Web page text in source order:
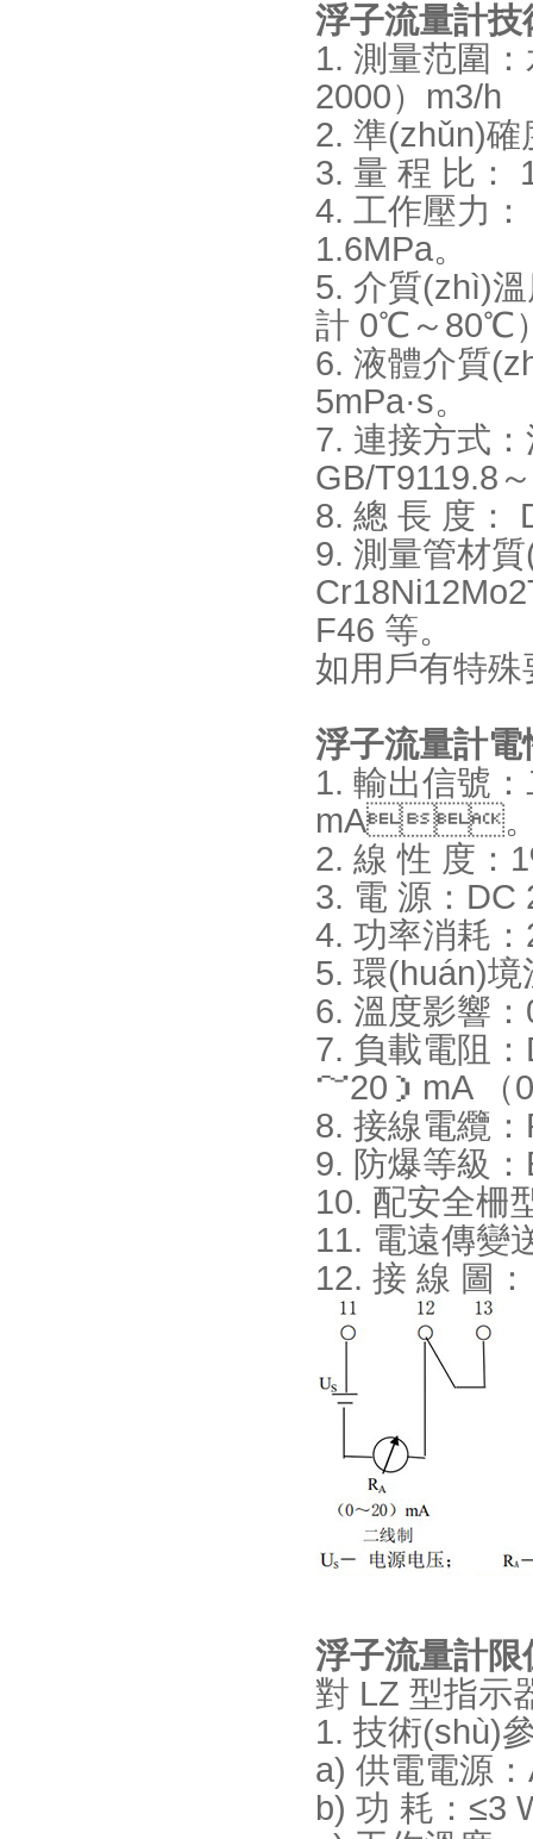
浮子流量計
1. 測量范圍
2000）m3/
2. 準(zhǔn)確度
3. 量 程 比：
4. 工作壓力：
1.6MPa。
5. 介質(zhì)
計 0℃～80℃）
6. 液體介質
5mPa·s。
7. 連接方式
GB/T9119.8
8. 總 長 度：
9. 測量管材
F46 等。
如用戶有特殊
浮子流量計電
1. 輸出信號
mA
2. 線 性 度：
3. 電 源：DC
4. 功率消耗
5. 環(huán)境
6. 溫度影響：
7. 負載電阻
～20）mA （
8. 接線電纜
9. 防爆等級
10. 配安全柵型
11. 電遠傳變
12. 接 線 圖：
浮子流量計
對 LZ 型指示
1. 技術(shù)
a) 供電電源：
b) 功 耗：≤3